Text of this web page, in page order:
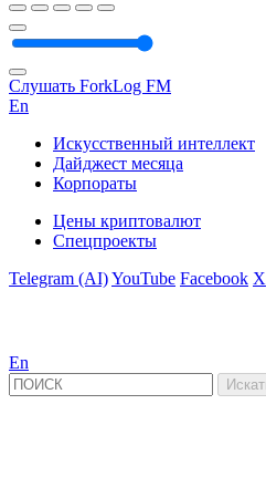
Слушать ForkLog FM
En
Искусственный интеллект
Дайджест месяца
Корпораты
Цены криптовалют
Спецпроекты
Telegram (AI)YouTube Facebook X
En